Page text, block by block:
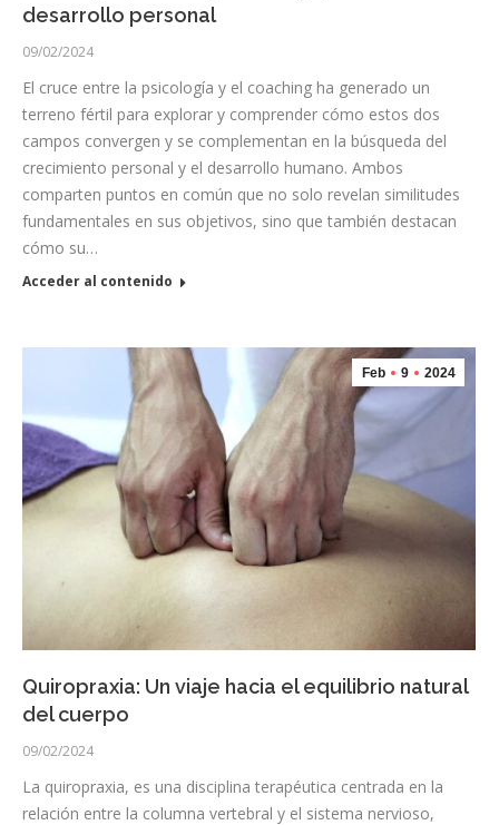
desarrollo personal
09/02/2024
El cruce entre la psicología y el coaching ha generado un
terreno fértil para explorar y comprender cómo estos dos
campos convergen y se complementan en la búsqueda del
crecimiento personal y el desarrollo humano. Ambos
comparten puntos en común que no solo revelan similitudes
fundamentales en sus objetivos, sino que también destacan
cómo su…
Acceder al contenido
Feb 9 2024
Quiropraxia: Un viaje hacia el equilibrio natural
del cuerpo
09/02/2024
La quiropraxia, es una disciplina terapéutica centrada en la
relación entre la columna vertebral y el sistema nervioso,